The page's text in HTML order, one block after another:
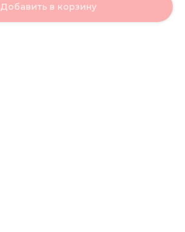
Добавить в корзину